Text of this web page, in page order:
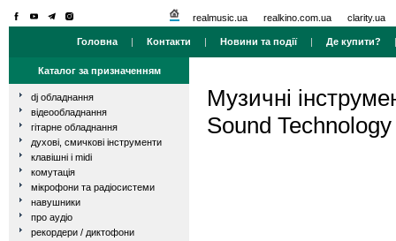
realmusic.ua realkino.com.ua clarity.ua
Головна | Контакти | Новини та події| Де купити?
Каталог за призначенням
dj обладнання
відеообладнання
гітарне обладнання
духові, смичкові інструменти
клавішні і midi
комутація
мікрофони та радіосистеми
навушники
про аудіо
рекордери / диктофони
Музичні
Sound